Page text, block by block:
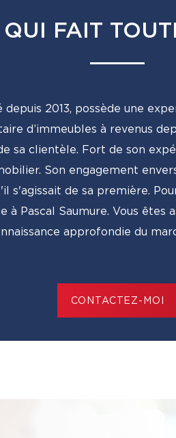
FAIT
2013, possède une
d’immeubles à revenus
sa clientèle. Fort de son
Son engagement
s'agissait de sa première.
Pascal Saumure. Vous
approfondie du
CONTACTEZ-MOI